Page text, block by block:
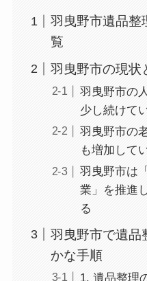
羽曳野市遺品整
覧
羽曳野市の現状
羽曳野市の
少し続けて
羽曳野市の
も増加して
羽曳野市は
業」を推進
る
羽曳野市で遺品
かな手順
1. 遺品整理